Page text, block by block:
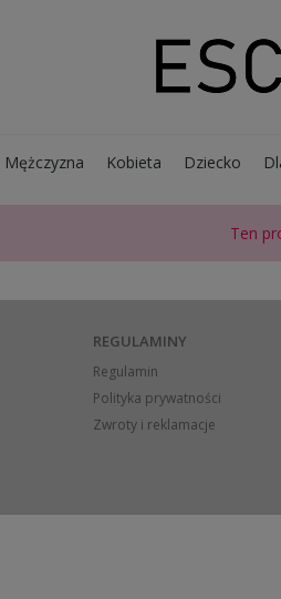
Mężczyzna Kobieta Dziecko
Ten
REGULAMINY
Regulamin
Polityka prywatności
Zwroty i reklamacje